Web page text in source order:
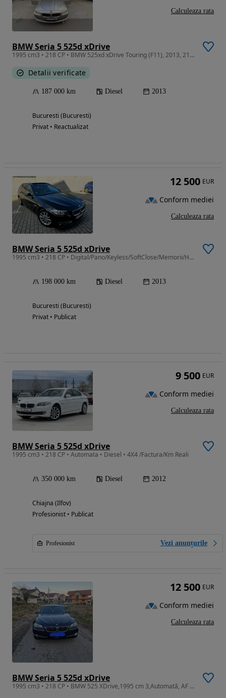
BMW Seria 5 525d xDrive
1995 cm3 • 218 CP • BMW 525xd xDrive Touring (F11), 2013, 218 CP, 187.000 km
Detalii verificate
187 000 km Diesel 2013
Bucuresti (Bucuresti)
Privat • Reactualizat
Calculeaza rata
BMW Seria 5 525d xDrive
1995 cm3 • 218 CP • Digital/Pano/Keyless/SoftClose/Memorii/Harman-Kardon/Scaune7/Distronic
198 000 km Diesel 2013
Bucuresti (Bucuresti)
Privat • Publicat
12 500 EUR
Conform mediei
Calculeaza rata
BMW Seria 5 525d xDrive
1995 cm3 • 218 CP • Automata • Diesel • 4X4 /Factura/Km Reali
350 000 km Diesel 2012
Chiajna (Ilfov)
Profesionist • Publicat
Profesionist Vezi anunțurile
9 500 EUR
Conform mediei
Calculeaza rata
BMW Seria 5 525d xDrive
1995 cm3 • 218 CP • BMW 525 XDrive,1995 cm 3,Automată, AF 2013,236 000 km reali
12 500 EUR
Conform mediei
Calculeaza rata